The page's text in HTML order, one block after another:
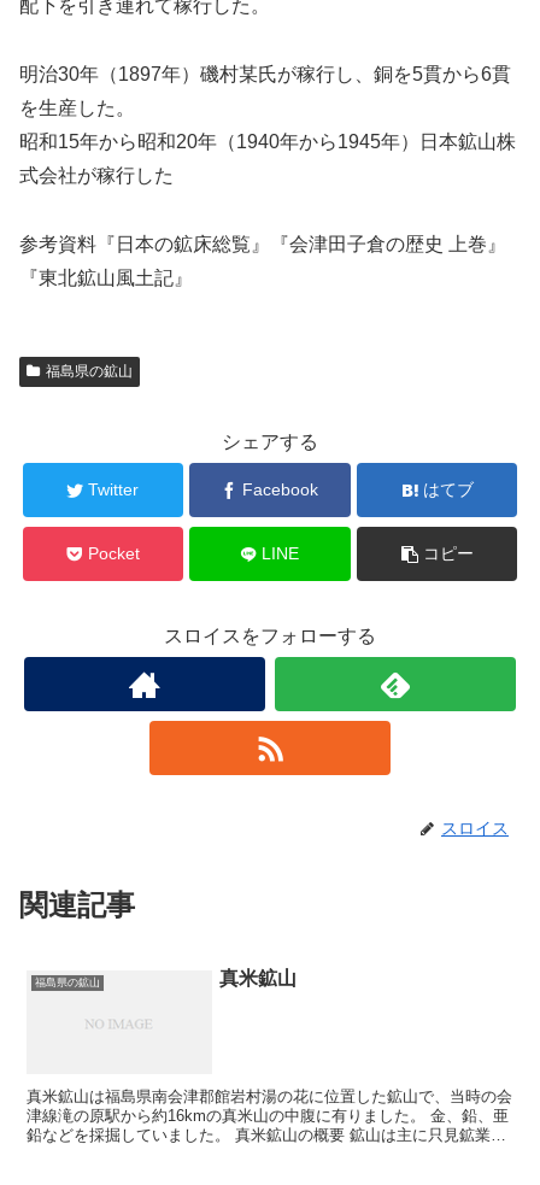
配下を引き連れて稼行した。
明治30年（1897年）磯村某氏が稼行し、銅を5貫から6貫
を生産した。
昭和15年から昭和20年（1940年から1945年）日本鉱山株
式会社が稼行した
参考資料『日本の鉱床総覧』『会津田子倉の歴史 上巻』
『東北鉱山風土記』
福島県の鉱山
シェアする
Twitter Facebook はてブ
Pocket LINE コピー
スロイスをフォローする
スロイス
関連記事
福島県の鉱山 真米鉱山
真米鉱山は福島県南会津郡館岩村湯の花に位置した鉱山で、当時の会
津線滝の原駅から約16kmの真米山の中腹に有りました。 金、鉛、亜
鉛などを採掘していました。 真米鉱山の概要 鉱山は主に只見鉱業株